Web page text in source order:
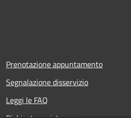
Prenotazione appuntamento
Segnalazione disservizio
Leggi le FAQ